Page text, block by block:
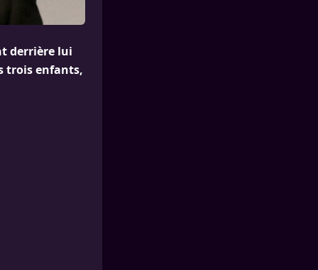
derrière lui
trois enfants,